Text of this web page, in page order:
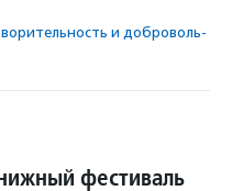
и доброволь­
фестиваль